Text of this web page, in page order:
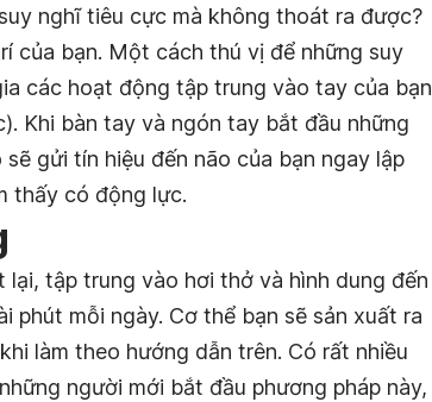
nghĩ tiêu cực mà không thoát ra được?
của bạn. Một cách thú vị để những suy
các hoạt động tập trung vào tay của bạn
Khi bàn tay và ngón tay bắt đầu những
gửi tín hiệu đến não của bạn ngay lập
thấy có động lực.
tập trung vào hơi thở và hình dung đến
phút mỗi ngày. Cơ thể bạn sẽ sản xuất ra
làm theo hướng dẫn trên. Có rất nhiều
người mới bắt đầu phương pháp này,